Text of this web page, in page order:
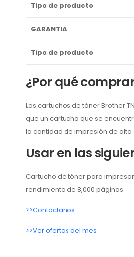
Tipo de producto
GARANTIA
Tipo de producto
¿Por qué
Los cartuchos de tóner Brother
que un cartucho que se
la cantidad de impresión de
Usar en las
Cartucho de tóner para
rendimiento de 8,000 páginas.
>>Contáctanos
>>Ver ofertas del mes